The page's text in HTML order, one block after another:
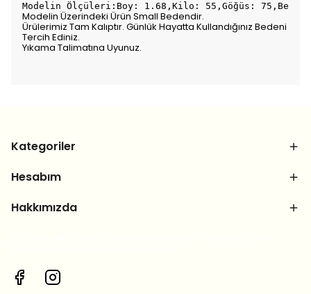
Modelin Ölçüleri:Boy: 1.68,Kilo: 55,Göğüs: 75,Bel:
Modelin Üzerindeki Ürün Small Bedendir.
Ürülerimiz Tam Kalıptır. Günlük Hayatta Kullandığınız Bedeni
Tercih Ediniz.
Yıkama Talimatına Uyunuz.
Kategoriler
Hesabım
Hakkımızda